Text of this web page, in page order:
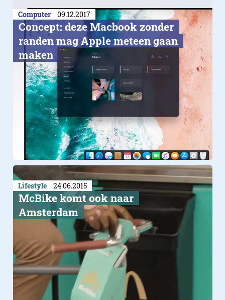
Computer 09.12.2017
Concept: deze Macbook zonder
randen mag Apple meteen gaan
maken
Lifestyle 24.06.2015
McBike komt ook naar
Amsterdam